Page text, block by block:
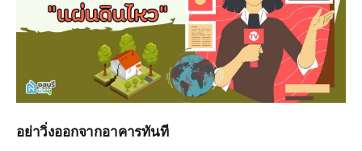
อย่าวิ่งออกจากอาคารทันที